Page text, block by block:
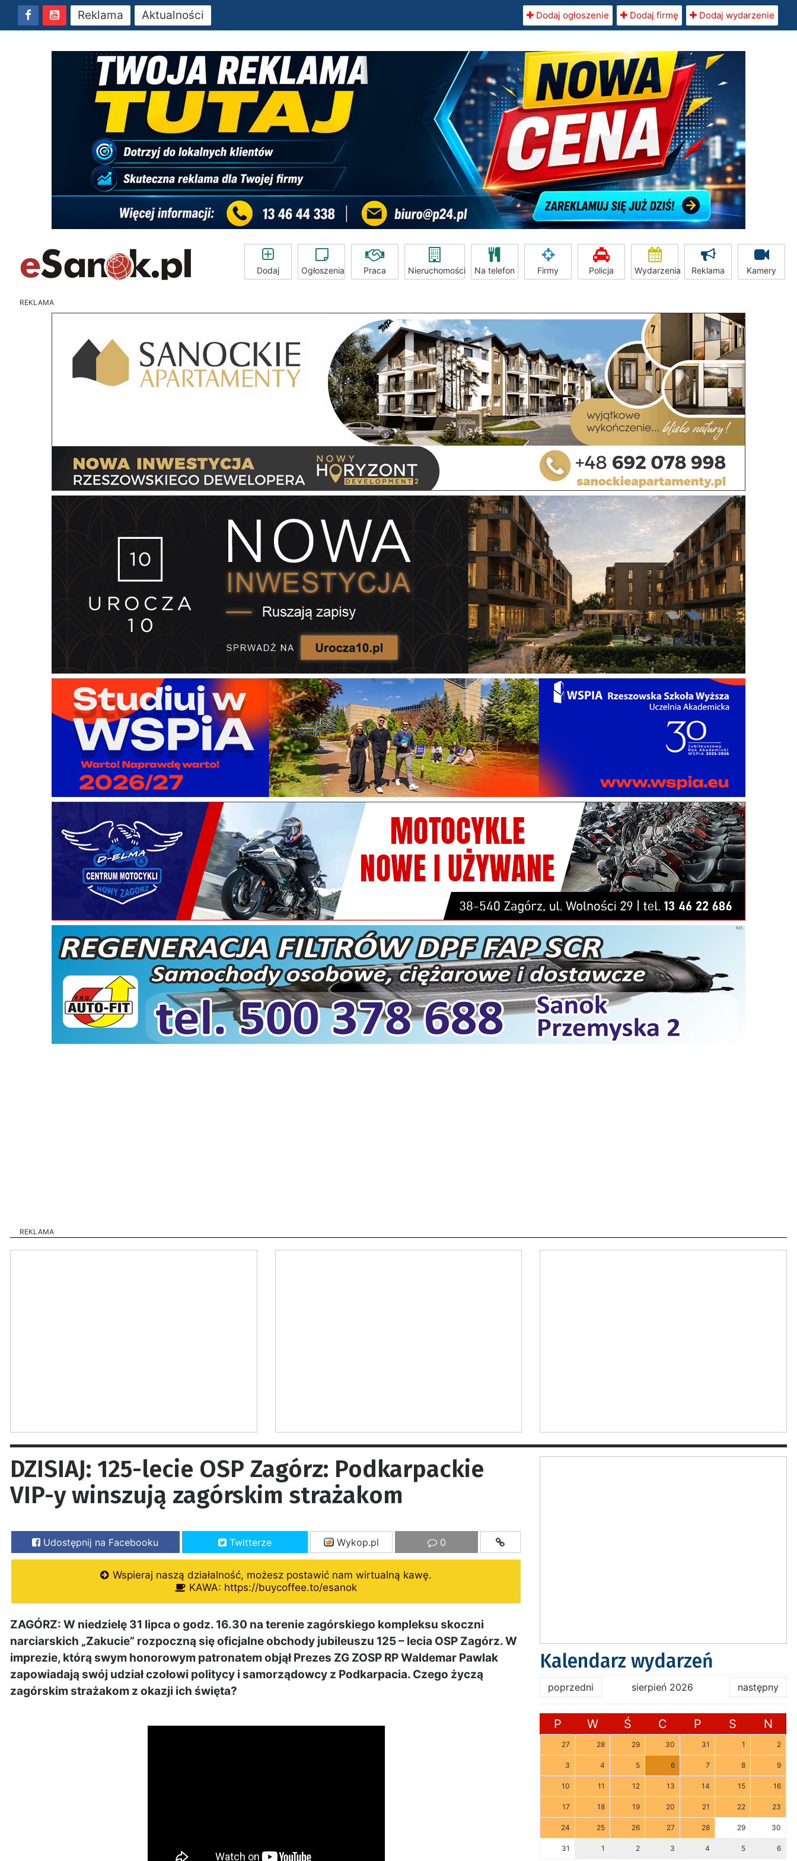
Reklama Aktualności Dodaj ogłoszenie Dodaj firmę Dodaj wydarzenie
Dodaj Ogłoszenia Praca Nieruchomości Na telefon Firmy Policja Wydarzenia Reklama Kamery
REKLAMA
REKLAMA
DZISIAJ: 125-lecie OSP Zagórz: Podkarpackie
VIP-y winszują zagórskim strażakom
Udostępnij na Facebooku Twitterze Wykop.pl 0
Wspieraj naszą działalność, możesz postawić nam wirtualną kawę.
KAWA: https://buycoffee.to/esanok
ZAGÓRZ: W niedzielę 31 lipca o godz. 16.30 na terenie zagórskiego kompleksu skoczni
narciarskich „Zakucie” rozpoczną się oficjalne obchody jubileuszu 125 – lecia OSP Zagórz. W
imprezie, którą swym honorowym patronatem objął Prezes ZG ZOSP RP Waldemar Pawlak
zapowiadają swój udział czołowi politycy i samorządowcy z Podkarpacia. Czego życzą
zagórskim strażakom z okazji ich święta?
Kalendarz wydarzeń
poprzedni sierpień 2026 następny
P W Ś C P S N
27 28 29 30 31 1 2
3 4 5 6 7 8 9
10 11 12 13 14 15 16
17 18 19 20 21 22 23
24 25 26 27 28 29 30
31 1 2 3 4 5 6